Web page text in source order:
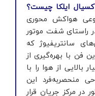
ایلکا چیست؟
هواکش محوری
راستای شفت موتور
سانتریفیوژ که
فن با بهره‌گیری از
بالایی از هوا را با
منحصر‌به‌فرد این
مرکز جریان قرار